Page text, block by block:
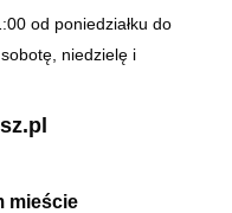
od poniedziałku do
niedzielę i
mieście